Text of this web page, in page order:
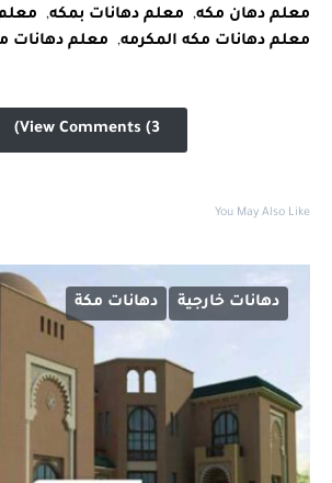
معلم دهان مكه, معلم دهانات بمكه,
معلم دهانات مكه المكرمه, معلم دهانات
View Comments (3)
You May Also Like
دهانات خارجية دهانات مكة